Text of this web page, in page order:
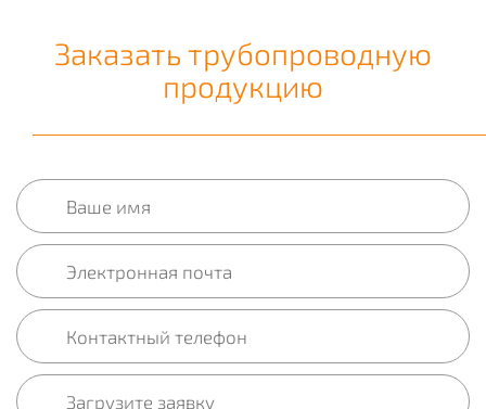
Заказать трубопроводную
продукцию